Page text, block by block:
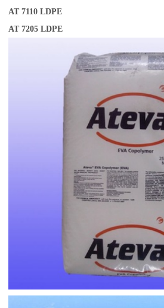
AT 7110 LDPE
AT 7205 LDPE